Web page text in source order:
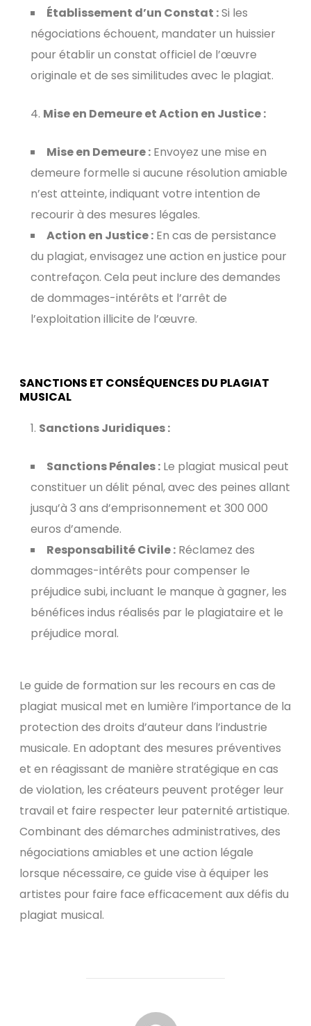
Établissement d’un Constat :Si les
négociations échouent, mandater un huissier
pour établir un constat officiel de l’œuvre
originale et de ses similitudes avec le plagiat.
Mise en Demeure et Action en Justice :
Mise en Demeure :Envoyez une mise en
demeure formelle si aucune résolution amiable
n’est atteinte, indiquant votre intention de
recourir à des mesures légales.
Action en Justice :En cas de persistance
du plagiat, envisagez une action en justice pour
contrefaçon. Cela peut inclure des demandes
de dommages-intérêts et l’arrêt de
l’exploitation illicite de l’œuvre.
SANCTIONS ET CONSÉQUENCES DU PLAGIAT
MUSICAL
Sanctions Juridiques :
Sanctions Pénales :Le plagiat musical peut
constituer un délit pénal, avec des peines allant
jusqu’à 3 ans d’emprisonnement et 300 000
euros d’amende.
Responsabilité Civile :Réclamez des
dommages-intérêts pour compenser le
préjudice subi, incluant le manque à gagner, les
bénéfices indus réalisés par le plagiataire et le
préjudice moral.
Le guide de formation sur les recours en cas de
plagiat musical met en lumière l’importance de la
protection des droits d’auteur dans l’industrie
musicale. En adoptant des mesures préventives
et en réagissant de manière stratégique en cas
de violation, les créateurs peuvent protéger leur
travail et faire respecter leur paternité artistique.
Combinant des démarches administratives, des
négociations amiables et une action légale
lorsque nécessaire, ce guide vise à équiper les
artistes pour faire face efficacement aux défis du
plagiat musical.
AUTEUR DE LA PUBLICATION